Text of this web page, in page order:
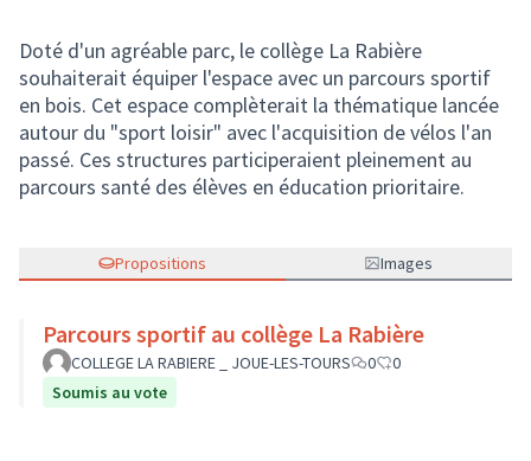
Doté d'un agréable parc, le collège La Rabière
souhaiterait équiper l'espace avec un parcours sportif
en bois. Cet espace complèterait la thématique lancée
autour du "sport loisir" avec l'acquisition de vélos l'an
passé. Ces structures participeraient pleinement au
parcours santé des élèves en éducation prioritaire.
Propositions Images
Parcours sportif au collège La Rabière
COLLEGE LA RABIERE _ JOUE-LES-TOURS 0
0
Soumis au vote